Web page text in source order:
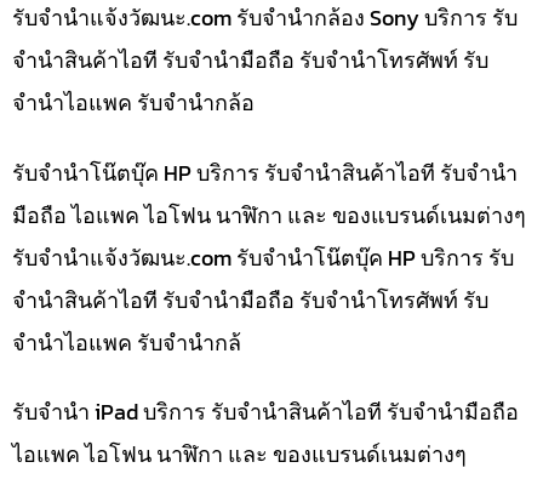
รับจํานําแจ้งวัฒนะ.com รับจำนำกล้อง Sony บริการ รับ
จำนำสินค้าไอที รับจำนำมือถือ รับจำนำโทรศัพท์ รับ
จำนำไอแพค รับจำนำกล้อ
รับจำนำโน๊ตบุ๊ค HP บริการ รับจำนำสินค้าไอที รับจำนำ
มือถือ ไอแพค ไอโฟน นาฬิกา และ ของแบรนด์เนมต่างๆ
รับจํานําแจ้งวัฒนะ.com รับจำนำโน๊ตบุ๊ค HP บริการ รับ
จำนำสินค้าไอที รับจำนำมือถือ รับจำนำโทรศัพท์ รับ
จำนำไอแพค รับจำนำกล้
รับจำนำ iPad บริการ รับจำนำสินค้าไอที รับจำนำมือถือ
ไอแพค ไอโฟน นาฬิกา และ ของแบรนด์เนมต่างๆ